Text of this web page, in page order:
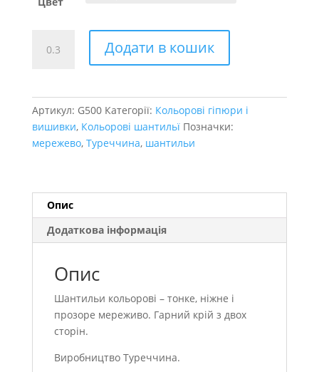
мереживо
Додати в кошик
Артикул: G500 Категорії: Кольорові гіпюри і
вишивки, Кольорові шантильї Позначки:
мережево, Туреччина, шантильи
Опис
Додаткова інформація
Опис
Шантильи кольорові – тонке, ніжне і
прозоре мереживо. Гарний крій з двох
сторін.
Виробництво Туреччина.